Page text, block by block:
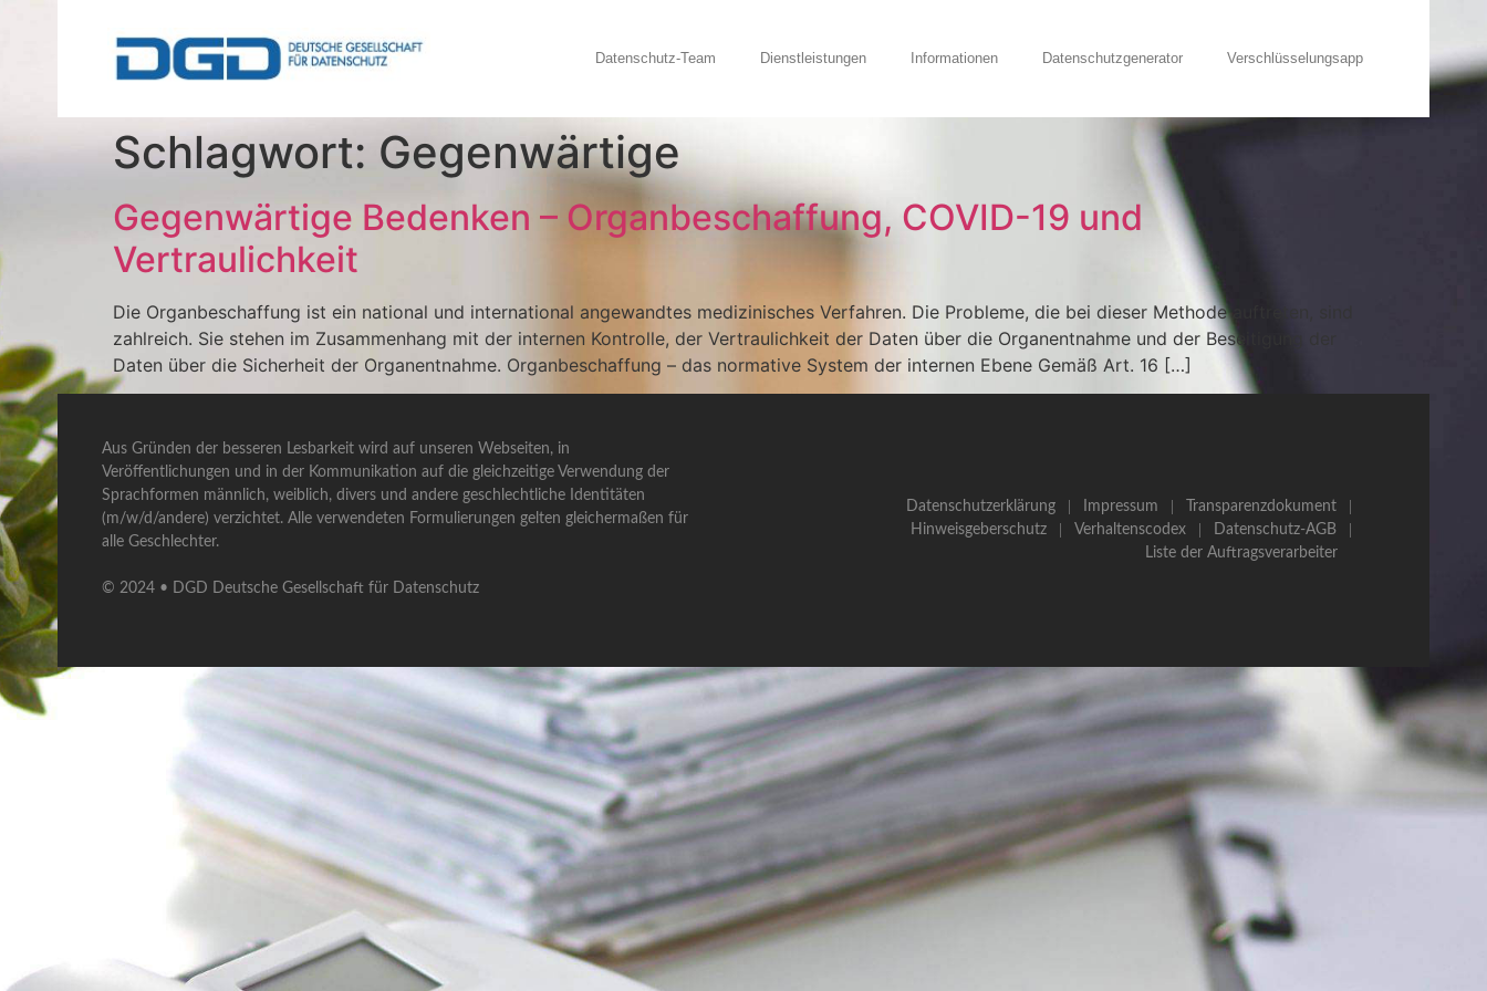
Datenschutz-Team Dienstleistungen Informationen Datenschutzgenerator Verschlüsselungsapp
Schlagwort: Gegenwärtige
Gegenwärtige Bedenken – Organbeschaffung, COVID-19 und
Vertraulichkeit
Die Organbeschaffung ist ein national und international angewandtes medizinisches Verfahren. Die Probleme, die bei dieser Methode auftreten, sind
zahlreich. Sie stehen im Zusammenhang mit der internen Kontrolle, der Vertraulichkeit der Daten über die Organentnahme und der Beseitigung der
Daten über die Sicherheit der Organentnahme. Organbeschaffung – das normative System der internen Ebene Gemäß Art. 16 […]
Aus Gründen der besseren Lesbarkeit wird auf unseren Webseiten, in
Veröffentlichungen und in der Kommunikation auf die gleichzeitige Verwendung der
Sprachformen männlich, weiblich, divers und andere geschlechtliche Identitäten
(m/w/d/andere) verzichtet. Alle verwendeten Formulierungen gelten gleichermaßen für
alle Geschlechter.
© 2024 • DGD Deutsche Gesellschaft für Datenschutz
Datenschutzerklärung Impressum
Transparenzdokument
Hinweisgeberschutz
Verhaltenscodex
Datenschutz-AGB
Liste der Auftragsverarbeiter